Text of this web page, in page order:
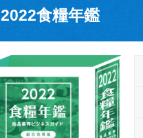
2022食糧年鑑